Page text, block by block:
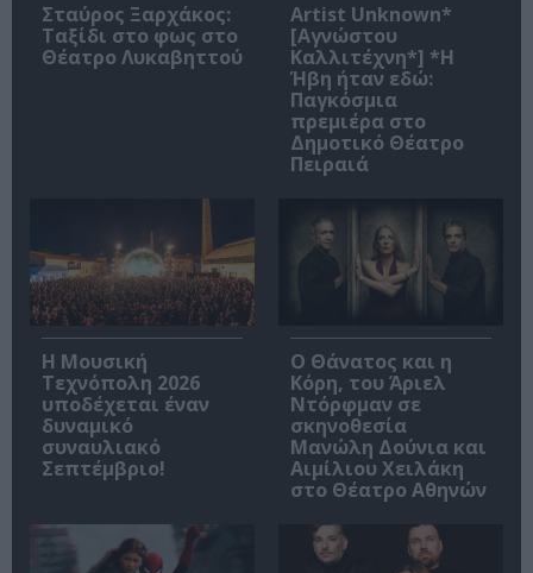
Σταύρος Ξαρχάκος:
Ταξίδι στο φως στο
Θέατρο Λυκαβηττού
Artist Unknown*
[Αγνώστου
Καλλιτέχνη*] *Η
Ήβη ήταν εδώ:
Παγκόσμια
πρεμιέρα στο
Δημοτικό Θέατρο
Πειραιά
Η Μουσική
Τεχνόπολη 2026
υποδέχεται έναν
δυναμικό
συναυλιακό
Σεπτέμβριο!
Ο Θάνατος και η
Κόρη, του Άριελ
Ντόρφμαν σε
σκηνοθεσία
Μανώλη Δούνια και
Αιμίλιου Χειλάκη
στο Θέατρο Αθηνών